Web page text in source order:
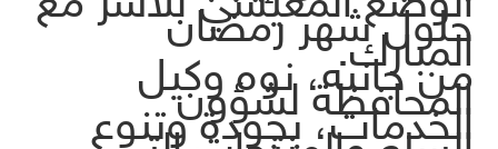
حلول شهر رمضان
المبارك.
من جانبه، نوه وكيل
المحافظة لشؤون
الخدمات، بجودة وتنوع